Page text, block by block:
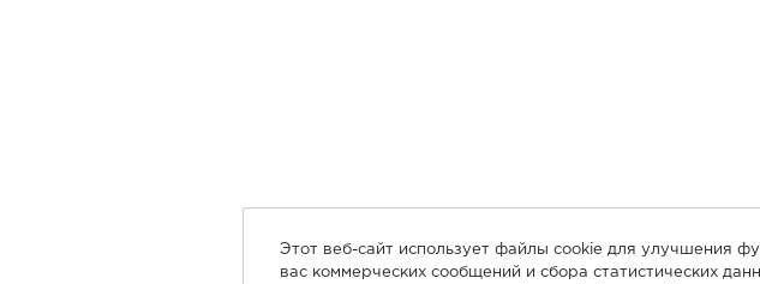
Этот веб-сайт использует файлы cookie для улучшения
вас коммерческих сообщений и сбора статистических